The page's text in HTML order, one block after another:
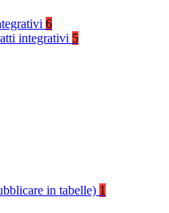
6
integrativi 5
in tabelle) 1